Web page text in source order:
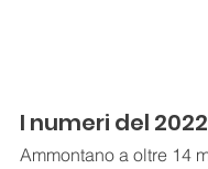
I numeri del 2022
Ammontano a oltre 14